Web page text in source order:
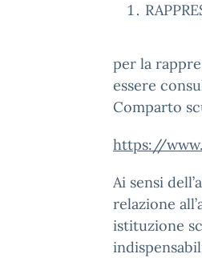
per la
essere
Comparto
https://
Ai sensi
relazione
istituzione